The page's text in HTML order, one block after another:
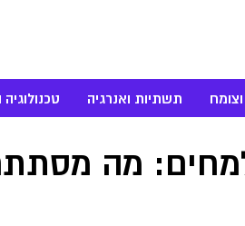
תשתיות ואנרגיה
מה